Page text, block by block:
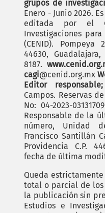
grupos de
Enero - Junio 2026.
editada por el
Investigaciones
(CENID). Pompeya
44630,
8187.
cagi@cenid.org.mx
Editor responsable;
Campos. Reservas
No: 04-2023-
Responsable de la
número, Unidad
Francisco Santillán
Providencia C.P.
fecha de última
Queda
total o parcial de los
la publicación sin
Estudios e